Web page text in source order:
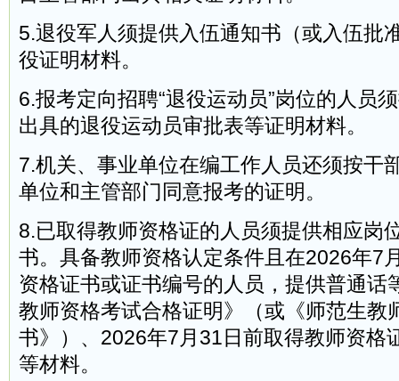
5.退役军人须提供入伍通知书（或入伍批
役证明材料。
6.报考定向招聘“退役运动员”岗位的人员
出具的退役运动员审批表等证明材料。
7.机关、事业单位在编工作人员还须按干
单位和主管部门同意报考的证明。
8.已取得教师资格证的人员须提供相应岗
书。具备教师资格认定条件且在2026年7
资格证书或证书编号的人员，提供普通话
教师资格考试合格证明》（或《师范生教
书》）、2026年7月31日前取得教师资格
等材料。